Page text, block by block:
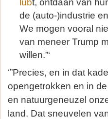
lubt, ontdaan van
de (auto-)industrie
We mogen vooral
van meneer Trump
willen.”‘
‘”Precies, en in dat
opengetrokken en in
en natuurgeneuzel
land. Dat sneuvelen